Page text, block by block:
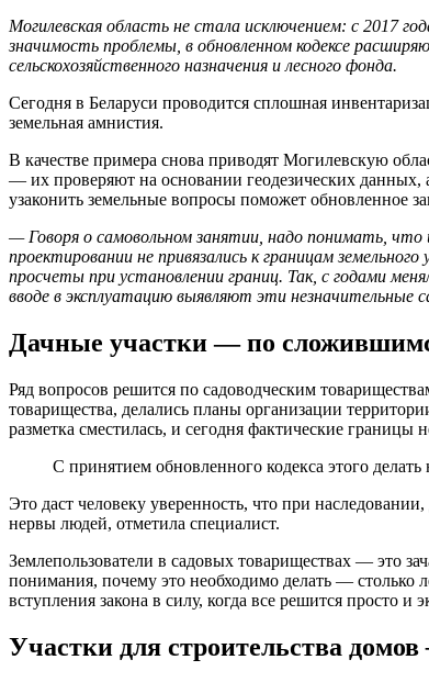
Могилевская область не стала исключением: с 2017
значимость проблемы, в обновленном кодексе
сельскохозяйственного назначения и лесного фонда.
Сегодня в Беларуси проводится сплошная
земельная амнистия.
В качестве примера снова приводят Могилевскую
— их проверяют на основании геодезических данных,
узаконить земельные вопросы поможет обновленное
— Говоря о самовольном занятии, надо понимать, что
проектировании не привязались к границам
просчеты при установлении границ. Так, с годами
вводе в эксплуатацию выявляют эти незначительные
Дачные участки — по
Ряд вопросов решится по садоводческим
товарищества, делались планы организации
разметка сместилась, и сегодня фактические
С принятием обновленного кодекса этого
Это даст человеку уверенность, что при
нервы людей, отметила специалист.
Землепользователи в садовых товариществах — это
понимания, почему это необходимо делать —
вступления закона в силу, когда все решится просто и
Участки для строительства домов